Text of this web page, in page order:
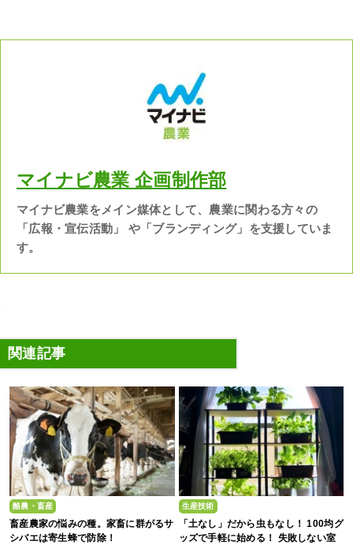
マイナビ農業 企画制作部
マイナビ農業をメイン媒体として、農業に関わる方々の
「広報・宣伝活動」 や「ブランディング」を支援していま
す。
関連記事
酪農・畜産
畜産農家の悩みの種。家畜に群がるサ
シバエは寄生蜂で防除！
生産技術
「土なし」だから虫もなし！ 100均グ
ッズで手軽に始める！ 失敗しない室